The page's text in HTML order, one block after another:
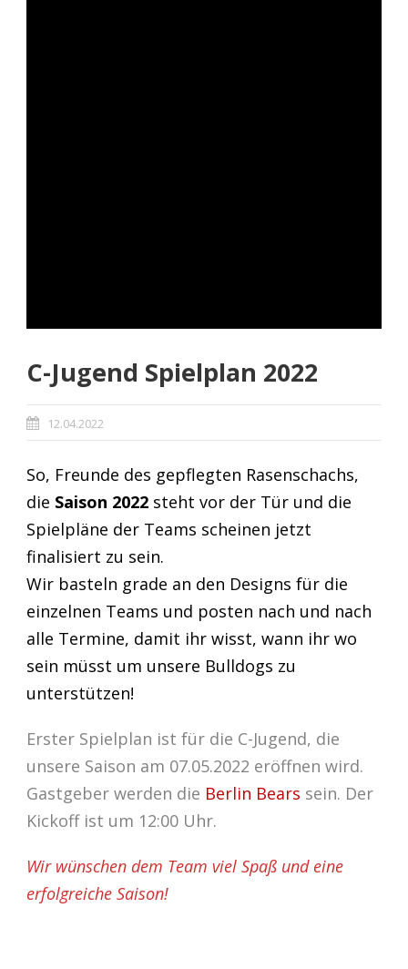
C-Jugend Spielplan 2022
12.04.2022
So, Freunde des gepflegten Rasenschachs,
die Saison 2022 steht vor der Tür und die
Spielpläne der Teams scheinen jetzt
finalisiert zu sein.
Wir basteln grade an den Designs für die
einzelnen Teams und posten nach und nach
alle Termine, damit ihr wisst, wann ihr wo
sein müsst um unsere Bulldogs zu
unterstützen!
Erster Spielplan ist für die C-Jugend, die
unsere Saison am 07.05.2022 eröffnen wird.
Gastgeber werden die Berlin Bears sein. Der
Kickoff ist um 12:00 Uhr.
Wir wünschen dem Team viel Spaß und eine
erfolgreiche Saison!